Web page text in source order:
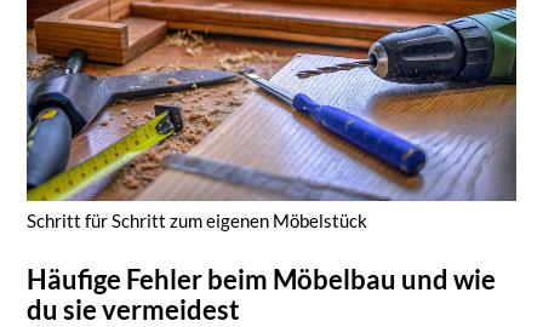
Schritt für Schritt zum eigenen Möbelstück
Häufige Fehler beim Möbelbau und wie
du sie vermeidest